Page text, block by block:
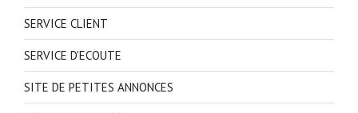
SERVICE CLIENT
SERVICE D'ECOUTE
SITE DE PETITES ANNONCES